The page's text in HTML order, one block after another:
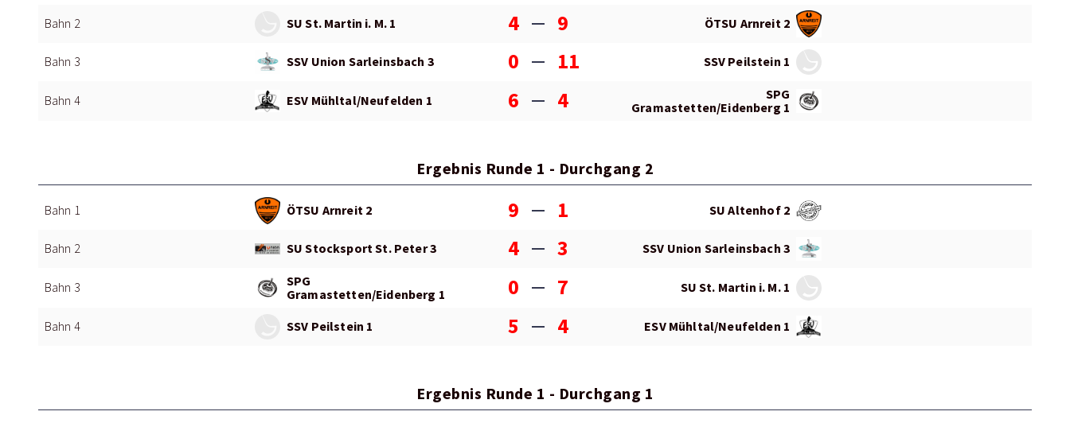
Bahn 2 SU St. Martin i. M. 1 4 9 ÖTSU Arnreit 2
Bahn 3 SSV Union Sarleinsbach 3 0 11 SSV Peilstein 1
Bahn 4 ESV Mühltal/Neufelden 1 6 4
SPG
Gramastetten/Eidenberg 1
Ergebnis Runde 1 - Durchgang 2
Bahn 1 ÖTSU Arnreit 2 9 1 SU Altenhof 2
Bahn 2 SU Stocksport St. Peter 3 4 3 SSV Union Sarleinsbach 3
Bahn 3
SPG
Gramastetten/Eidenberg 1
0 7 SU St. Martin i. M. 1
Bahn 4 SSV Peilstein 1 5 4 ESV Mühltal/Neufelden 1
Ergebnis Runde 1 - Durchgang 1